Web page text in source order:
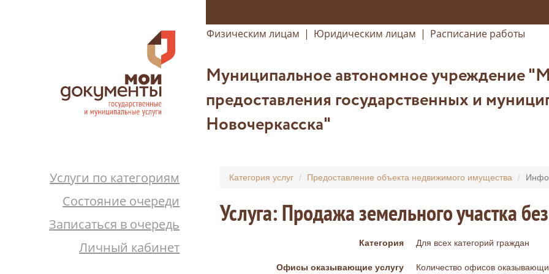
Физическим лицам | Юридическим лицам | Расписание работы
Муниципальное автономное учреждение
предоставления государственных и
Новочеркасска"
Услуги по категориям
Состояние очереди
Записаться в очередь
Личный кабинет
Категория услуг Предоставление объекта недвижимого имущества
Услуга: Продажа земельного участка
Категория Для всех категорий граждан
Офисы оказывающие услугу Количество офисов